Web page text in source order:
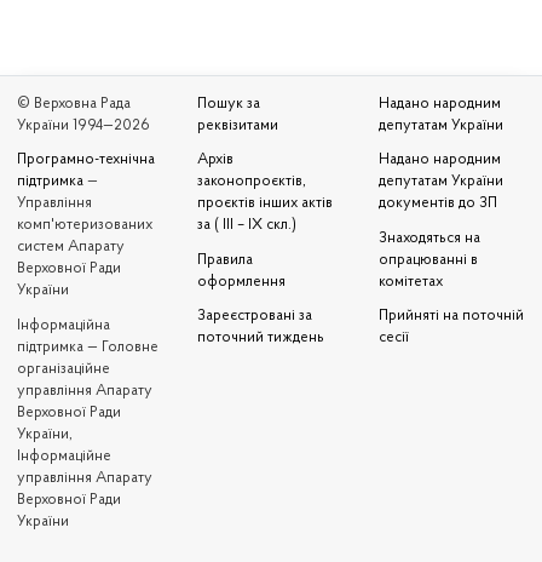
© Верховна Рада
України 1994—2026
Програмно-технічна
підтримка —
Управління
комп'ютеризованих
систем Апарату
Верховної Ради
України
Iнформаційна
підтримка — Головне
організаційне
управління Апарату
Верховної Ради
України,
Інформаційне
управління Апарату
Верховної Ради
України
Пошук за
реквізитами
Архів
законопроєктів,
проєктів інших актів
за ( III – IX скл.)
Правила
оформлення
Зареєстровані за
поточний тиждень
Надано народним
депутатам України
Надано народним
депутатам України
документів до ЗП
Знаходяться на
опрацюванні в
комітетах
Прийняті на поточній
сесії